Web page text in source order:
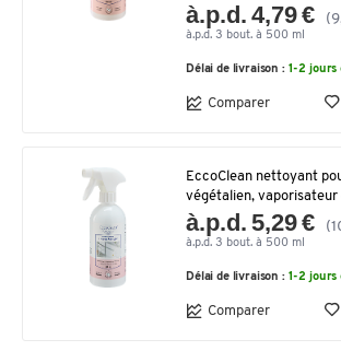
à.p.d. 4,79 €
à.p.d. 3 bout. à 500 ml
Délai de livraison : 1-2 jours
Comparer
EccoClean nettoyant
végétalien, vaporisateur
à.p.d. 5,29 €
à.p.d. 3 bout. à 500 ml
Délai de livraison : 1-2 jours
Comparer